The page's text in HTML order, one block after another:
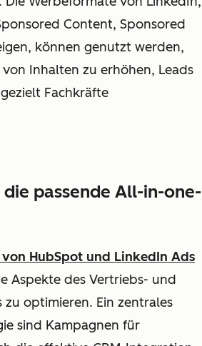
Content, Sponsored
können genutzt werden,
Inhalten zu erhöhen, Leads
Fachkräfte
passende All-in-one-
HubSpot und LinkedIn Ads
Aspekte des Vertriebs- und
zu optimieren. Ein zentrales
sind Kampagnen für